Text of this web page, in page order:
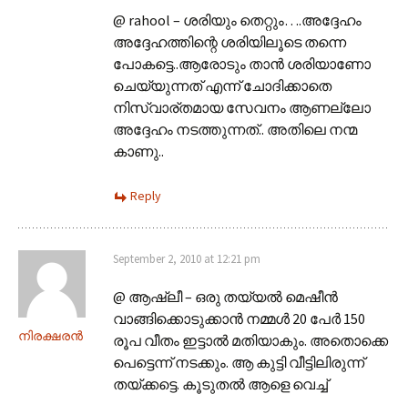
@ rahool – ശരിയും തെറ്റും….അദ്ദേഹം
അദ്ദേഹത്തിന്റെ ശരിയിലൂടെ തന്നെ
പോകട്ടെ..ആരോടും താന്‍ ശരിയാണോ
ചെയ്യുന്നത് എന്ന് ചോദിക്കാതെ
നിസ്വാര്തമായ സേവനം ആണല്ലോ
അദ്ദേഹം നടത്തുന്നത്.. അതിലെ നന്മ
കാണു..
Reply
നിരക്ഷരന്‍
September 2, 2010 at 12:21 pm
@ ആഷ്‌ലീ – ഒരു തയ്യല്‍ മെഷീന്‍
വാങ്ങിക്കൊടുക്കാന്‍ നമ്മള്‍ 20 പേര്‍ 150
രൂപ വീതം ഇട്ടാല്‍ മതിയാകും. അതൊക്കെ
പെട്ടെന്ന് നടക്കും. ആ കുട്ടി വീട്ടിലിരുന്ന്
തയ്‌ക്കട്ടെ. കൂടുതല്‍ ആളെ വെച്ച്